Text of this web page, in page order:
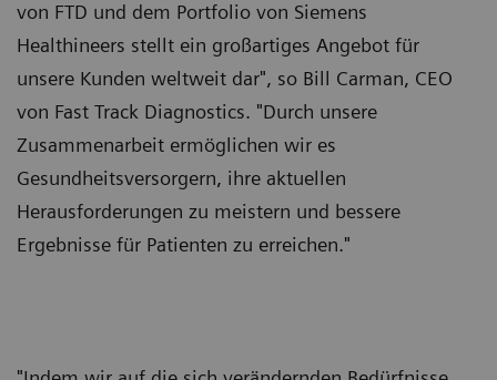
von FTD und dem Portfolio von Siemens
Healthineers stellt ein großartiges Angebot für
unsere Kunden weltweit dar", so Bill Carman, CEO
von Fast Track Diagnostics. "Durch unsere
Zusammenarbeit ermöglichen wir es
Gesundheitsversorgern, ihre aktuellen
Herausforderungen zu meistern und bessere
Ergebnisse für Patienten zu erreichen."